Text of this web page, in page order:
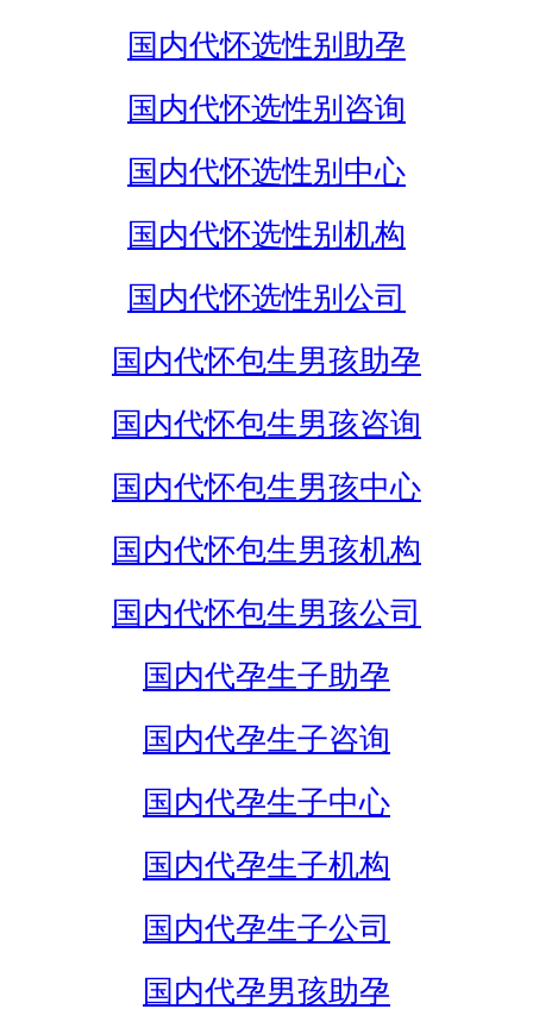
国内代怀选性别助孕
国内代怀选性别咨询
国内代怀选性别中心
国内代怀选性别机构
国内代怀选性别公司
国内代怀包生男孩助孕
国内代怀包生男孩咨询
国内代怀包生男孩中心
国内代怀包生男孩机构
国内代怀包生男孩公司
国内代孕生子助孕
国内代孕生子咨询
国内代孕生子中心
国内代孕生子机构
国内代孕生子公司
国内代孕男孩助孕